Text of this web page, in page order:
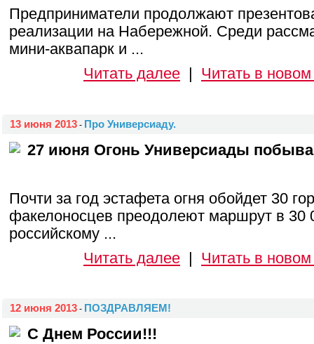
Предприниматели продолжают
реализации на Набережной. Среди
мини-аквапарк и ...
Читать далее
Читать в новом
13 июня 2013 - Про Универсиаду.
27 июня Огонь Универсиады
Почти за год эстафета огня обойдет 30
факелоносцев преодолеют маршрут в 30
российскому ...
Читать далее
Читать в новом
12 июня 2013 - ПОЗДРАВЛЯЕМ!
С Днем России!!!